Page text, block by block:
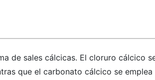
de sales cálcicas. El cloruro cálcico
que el carbonato cálcico se emplea